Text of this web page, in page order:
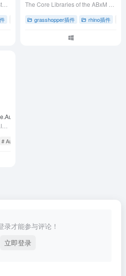
# rhino犀牛软件插件 # 体育场碗形结构设计
grasshopper插件 rhino插件
# AutoCAD视觉编程
录才能参与评论！
立即登录